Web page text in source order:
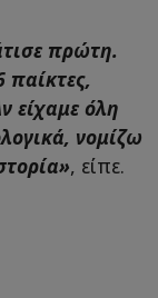
πρώτη.
παίκτες,
είχαμε όλη
νομίζω
, είπε.